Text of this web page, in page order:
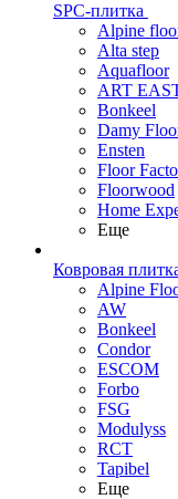
SPC-плитка
Alpine
Alta step
Aquafloor
ART
Bonkeel
Damy
Ensten
Floor
Floorwood
Home
Еще
Ковровая
Alpine
AW
Bonkeel
Condor
ESCOM
Forbo
FSG
Modulyss
RCT
Tapibel
Еще